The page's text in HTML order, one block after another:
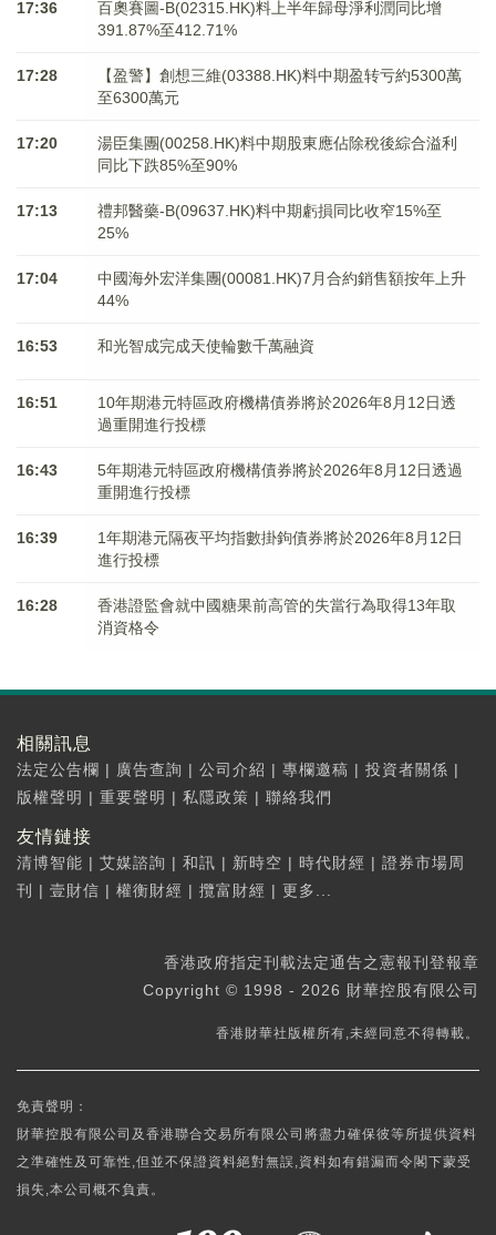
17:36
百奧賽圖-B(02315.HK)料上半年歸母淨利潤同比增
391.87%至412.71%
17:28
【盈警】創想三維(03388.HK)料中期盈转亏約5300萬
至6300萬元
17:20
湯臣集團(00258.HK)料中期股東應佔除稅後綜合溢利
同比下跌85%至90%
17:13
禮邦醫藥-B(09637.HK)料中期虧損同比收窄15%至
25%
17:04
中國海外宏洋集團(00081.HK)7月合約銷售額按年上升
44%
16:53 和光智成完成天使輪數千萬融資
16:51
10年期港元特區政府機構債券將於2026年8月12日透
過重開進行投標
16:43
5年期港元特區政府機構債券將於2026年8月12日透過
重開進行投標
16:39
1年期港元隔夜平均指數掛鉤債券將於2026年8月12日
進行投標
16:28
香港證監會就中國糖果前高管的失當行為取得13年取
消資格令
相關訊息
法定公告欄 | 廣告查詢 | 公司介紹 | 專欄邀稿 | 投資者關係 |
版權聲明 | 重要聲明 | 私隱政策 | 聯絡我們
友情鏈接
清博智能 | 艾媒諮詢 | 和訊 | 新時空 | 時代財經 | 證券市場周
刊
| 壹財信 | 權衡財經 | 攬富財經 | 更多...
香港政府指定刊載法定通告之憲報刊登報章
Copyright © 1998 - 2026 財華控股有限公司
香港財華社版權所有,未經同意不得轉載。
免責聲明：
財華控股有限公司及香港聯合交易所有限公司將盡力確保彼等所提供資料
之準確性及可靠性,但並不保證資料絕對無誤,資料如有錯漏而令閣下蒙受
損失,本公司概不負責。